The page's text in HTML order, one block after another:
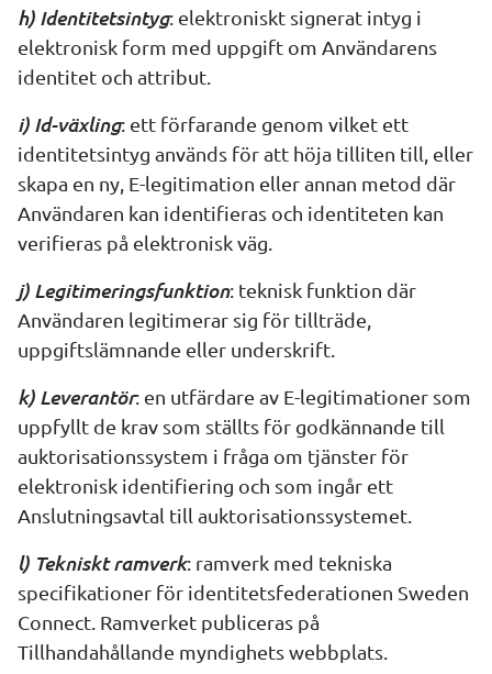
h) Identitetsintyg: elektroniskt signerat intyg i
elektronisk form med uppgift om Användarens
identitet och attribut.
i) Id-växling: ett förfarande genom vilket ett
identitetsintyg används för att höja tilliten till, eller
skapa en ny, E-legitimation eller annan metod där
Användaren kan identifieras och identiteten kan
verifieras på elektronisk väg.
j) Legitimeringsfunktion: teknisk funktion där
Användaren legitimerar sig för tillträde,
uppgiftslämnande eller underskrift.
k) Leverantör: en utfärdare av E-legitimationer som
uppfyllt de krav som ställts för godkännande till
auktorisationssystem i fråga om tjänster för
elektronisk identifiering och som ingår ett
Anslutningsavtal till auktorisationssystemet.
l) Tekniskt ramverk: ramverk med tekniska
specifikationer för identitetsfederationen Sweden
Connect. Ramverket publiceras på
Tillhandahållande myndighets webbplats.